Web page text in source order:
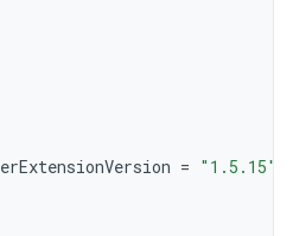
= "1.5.15"